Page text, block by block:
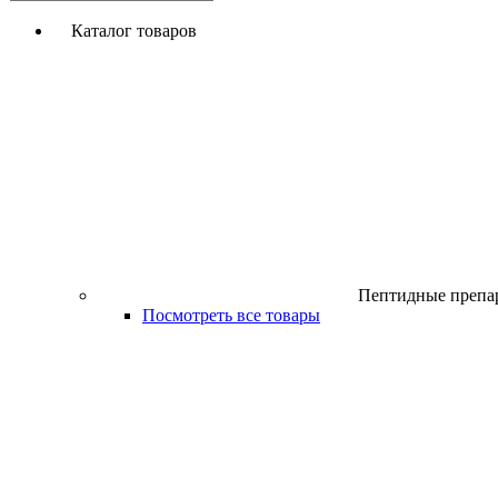
Каталог товаров
Пептидные
Посмотреть все товары